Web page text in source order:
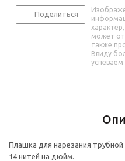
Поделиться
может
также
Ввиду
успеваем
Плашка для нарезания
14 нитей на дюйм.